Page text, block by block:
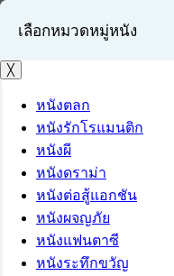
เข้าสู่ระบบ
สมัครสมาชิก
เลือกหมวดหมู่หนัง
╳
หนังตลก
หนังรักโรแมนติก
หนังผี
หนังดราม่า
หนังต่อสู้แอกชัน
หนังผจญภัย
หนังแฟนตาซี
หนังระทึกขวัญ